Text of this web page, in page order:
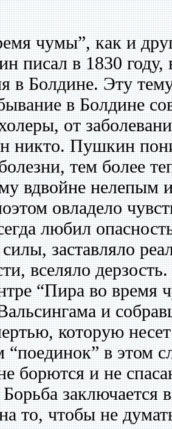
чумы”, как и
писал в 1830 году,
в Болдине. Эту
в Болдине
от
никто. Пушкин
тем более
вдвойне
овладело
любил
заставляло
вселяло дерзость.
“Пира во
и
которую
“поединок” в этом
борются и не
заключается
то, чтобы не